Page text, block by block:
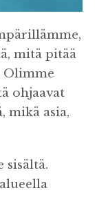
mitä pitää
Olimme
ohjaavat
mikä asia,
sisältä.